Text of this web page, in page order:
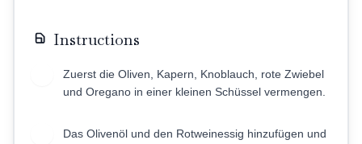
Instructions
Zuerst die Oliven, Kapern, Knoblauch, rote Zwiebel
und Oregano in einer kleinen Schüssel vermengen.
Das Olivenöl und den Rotweinessig hinzufügen und